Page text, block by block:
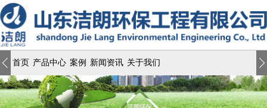
首页 产品中心 案例 新闻资讯 关于我们